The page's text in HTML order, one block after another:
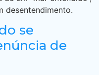
desentendimento.
se
de